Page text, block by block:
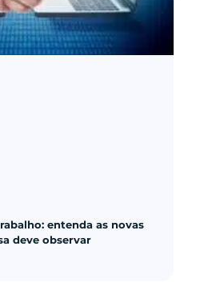
entenda as novas
deve observar